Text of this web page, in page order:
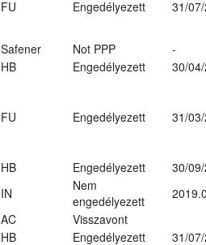
FU Engedélyezett 31/
Safener Not PPP
-
HB Engedélyezett
30/
FU Engedélyezett 31/
HB Engedélyezett
30/
IN
Nem
engedélyezett
AC
Visszavont
HB Engedélyezett 31/